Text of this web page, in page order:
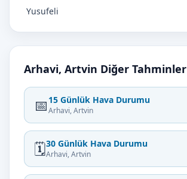
Yusufeli
Arhavi, Artvin Diğer Tahminler
📅 15 Günlük Hava Durumu
Arhavi, Artvin
🗓️30 Günlük Hava Durumu
Arhavi, Artvin